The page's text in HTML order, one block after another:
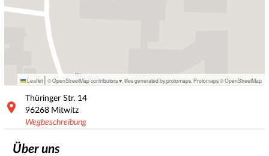
Leaflet | © OpenStreetMap contributors ♥, tiles generated by protomaps Protomaps©OpenStreetMap
Thüringer Str. 14
96268 Mitwitz
Wegbeschreibung
Über uns